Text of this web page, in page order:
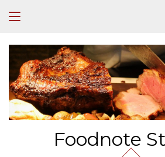
Foodnote